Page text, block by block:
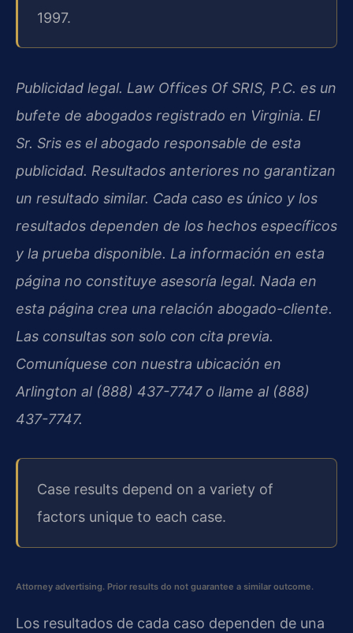
1997.
Publicidad legal. Law Offices Of SRIS, P.C. es un
bufete de abogados registrado en Virginia. El
Sr. Sris es el abogado responsable de esta
publicidad. Resultados anteriores no garantizan
un resultado similar. Cada caso es único y los
resultados dependen de los hechos específicos
y la prueba disponible. La información en esta
página no constituye asesoría legal. Nada en
esta página crea una relación abogado-cliente.
Las consultas son solo con cita previa.
Comuníquese con nuestra ubicación en
Arlington al (888) 437-7747 o llame al (888)
437-7747.
Case results depend on a variety of
factors unique to each case.
Attorney advertising. Prior results do not guarantee a similar outcome.
Los resultados de cada caso dependen de una